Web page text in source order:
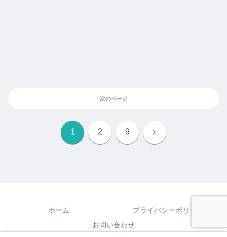
次のページ
1 2 9 次
ホーム
プライバシーポリシー
お問い合わせ